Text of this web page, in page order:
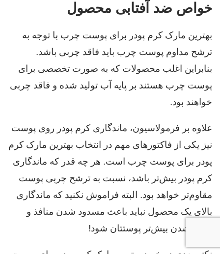
خواص ضد آفتابی محصول
بهترین مارک کرم پودر برای پوست چرب با توجه به
ترشح مداوم پوست چرب باید فاقد چربی باشد.
بنابراین اغلب محصولات که به صورت تخصصی برای
پوست چرب هستند بر پایه آب تولید شده و فاقد چربی
خواهند بود.
علاوه بر فرمولاسیون، ماندگاری کرم پودر روی پوست
نیز یکی از فاکتورهای مهم در انتخاب بهترین مارک کرم
پودر برای پوست چرب است. هر چه قدر که ماندگاری
کرم پودر بیش‌تر باشد، نسبت به ترشح چربی پوست
مقاوم‌تر خواهد بود. البته فراموش نکنید که ماندگاری
بالای یک محصول نباید باعث مسدود شدن منافذ و
چرب شدن بیش‌تر پوستتان شود!